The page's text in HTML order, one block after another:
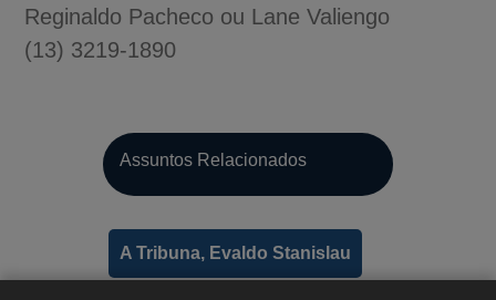
Reginaldo Pacheco ou Lane Valiengo
(13) 3219-1890
Assuntos Relacionados
A Tribuna, Evaldo Stanislau